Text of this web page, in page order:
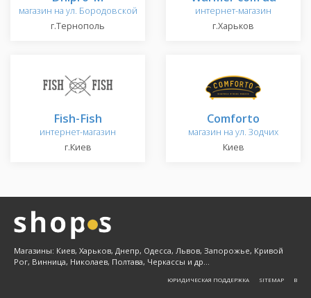
магазин на ул. Бородовской
г.Тернополь
интернет-магазин
г.Харьков
Fish-Fish
интернет-магазин
г.Киев
Comforto
магазин на ул. Зодчих
Киев
Магазины: Киев, Харьков, Днепр, Одесса, Львов, Запорожье, Кривой
Рог, Винница, Николаев, Полтава, Черкассы и др...
ЮРИДИЧЕСКАЯ ПОДДЕРЖКА SITEMAP Β